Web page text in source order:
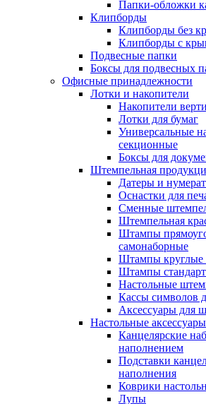
Папки-обложки
Клипборды
Клипборды без
Клипборды с
Подвесные папки
Боксы для подвесных
Офисные принадлежности
Лотки и накопители
Накопители
Лотки для бумаг
Универсальные
секционные
Боксы для
Штемпельная
Датеры и
Оснастки для
Сменные
Штемпельная
Штампы
самонаборные
Штампы круглые
Штампы
Настольные
Кассы символов
Аксессуары для
Настольные аксессуары
Канцелярские
наполнением
Подставки
наполнения
Коврики
Лупы